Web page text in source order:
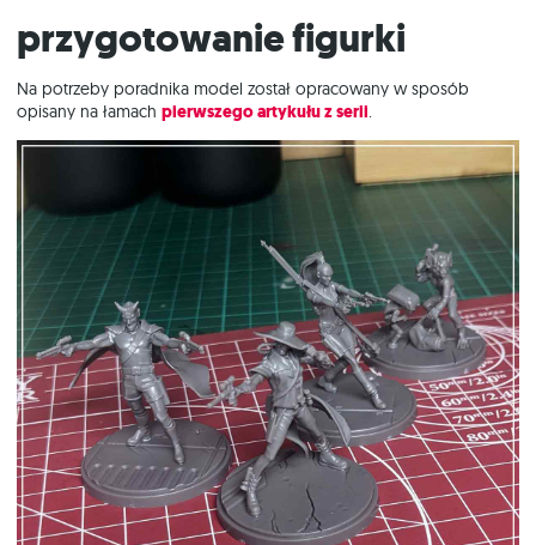
Przygotowanie figurki
Na potrzeby poradnika model został opracowany w sposób
opisany na łamach pierwszego artykułu z serii.